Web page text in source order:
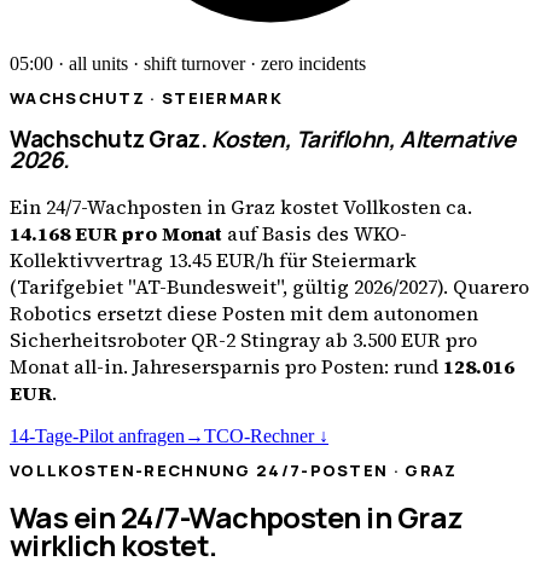
05:00 · all units · shift turnover · zero incidents
WACHSCHUTZ · STEIERMARK
WachschutzGraz.Kosten, Tariflohn, Alternative
2026.
Ein 24/7-Wachposten in Graz kostet Vollkosten ca.
14.168EURpro Monat auf Basis des WKO-
Kollektivvertrag 13.45EUR/h fürSteiermark
(Tarifgebiet "AT-Bundesweit", gültig 2026/2027). Quarero
Robotics ersetzt diese Posten mit dem autonomen
Sicherheitsroboter QR-2 Stingray ab 3.500 EUR pro
Monat all-in. Jahresersparnis pro Posten: rund 128.016
EUR.
14-Tage-Pilot anfragen →TCO-Rechner ↓
VOLLKOSTEN-RECHNUNG 24/7-POSTEN · GRAZ
Was ein 24/7-Wachposten inGraz
wirklich kostet.